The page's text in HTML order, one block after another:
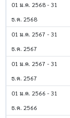
01 ม.ค. 2568 - 31
ธ.ค. 2568
01 ม.ค. 2567 - 31
ธ.ค. 2567
01 ม.ค. 2567 - 31
ธ.ค. 2567
01 ม.ค. 2566 - 31
ธ.ค. 2566